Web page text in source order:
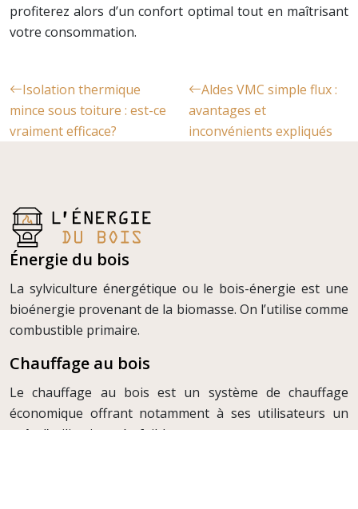
profiterez alors d’un confort optimal tout en maîtrisant
votre consommation.
Isolation thermique
mince sous toiture : est-ce
vraiment efficace?
Aldes VMC simple flux :
avantages et
inconvénients expliqués
Énergie du bois
La sylviculture énergétique ou le bois-énergie est une
bioénergie provenant de la biomasse. On l’utilise comme
combustible primaire.
Chauffage au bois
Le chauffage au bois est un système de chauffage
économique offrant notamment à ses utilisateurs un
coût d’utilisation très faible.